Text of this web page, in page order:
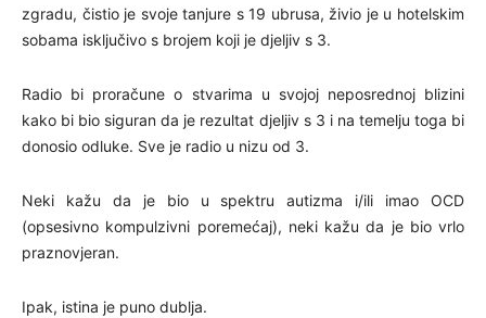
zgradu, čistio je svoje tanjure s 19 ubrusa, živio je u hotelskim
sobama isključivo s brojem koji je djeljiv s 3.
Radio bi proračune o stvarima u svojoj neposrednoj blizini
kako bi bio siguran da je rezultat djeljiv s 3 i na temelju toga bi
donosio odluke. Sve je radio u nizu od 3.
Neki kažu da je bio u spektru autizma i/ili imao OCD
(opsesivno kompulzivni poremećaj), neki kažu da je bio vrlo
praznovjeran.
Ipak, istina je puno dublja.